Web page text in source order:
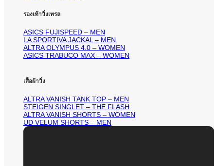
รองเท้าวิ่งเทรล
ASICS FUJISPEED – MEN
LA SPORTIVA JACKAL – MEN
ALTRA OLYMPUS 4.0 – WOMEN
ASICS TRABUCO MAX – WOMEN
เสื้อผ้าวิ่ง
ALTRA VANISH TANK TOP – MEN
STEIGEN SINGLET – THE FLASH
ALTRA VANISH SHORTS – WOMEN
UD VELUM SHORTS – MEN